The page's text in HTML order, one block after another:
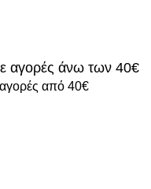
άνω των 40€
από 40€